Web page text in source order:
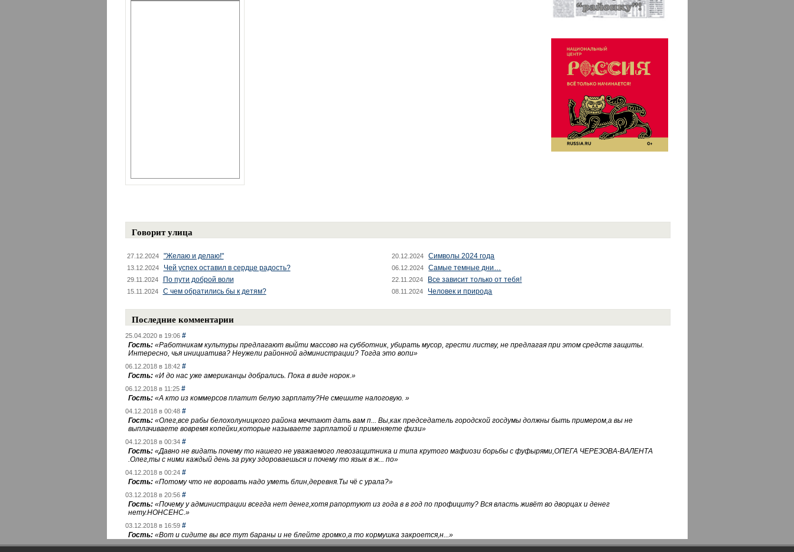
Говорит улица
27.12.2024 "Желаю и делаю!" 20.12.2024 Символы 2024 года
13.12.2024 Чей успех оставил в сердце радость? 06.12.2024 Самые темные дни…
29.11.2024 По пути доброй воли 22.11.2024 Все зависит только от тебя!
15.11.2024 С чем обратились бы к детям? 08.11.2024 Человек и природа
Последние комментарии
25.04.2020 в 19:06 #
Гость: «Работникам культуры предлагают выйти массово на субботник, убирать мусор, грести листву, не предлагая при этом средств защиты.
Интересно, чья инициатива? Неужели районной администрации? Тогда это вопи»
06.12.2018 в 18:42 #
Гость: «И до нас уже американцы добрались. Пока в виде норок.»
06.12.2018 в 11:25 #
Гость: «А кто из коммерсов платит белую зарплату?Не смешите налоговую. »
04.12.2018 в 00:48 #
Гость: «Олег,все рабы белохолуницкого района мечтают дать вам п... Вы,как председатель городской госдумы должны быть примером,а вы не
выплачиваете вовремя копейки,которые называете зарплатой и применяете физи»
04.12.2018 в 00:34 #
Гость: «Давно не видать почему то нашего не уважаемого левозащитника и типа крутого мафиози борьбы с фуфырями,ОПЕГА ЧЕРЕЗОВА-ВАЛЕНТА
.Олег,ты с ними каждый день за руку здороваешься и почему то язык в ж... по»
04.12.2018 в 00:24 #
Гость: «Потому что не воровать надо уметь блин,деревня.Ты чё с урала?»
03.12.2018 в 20:56 #
Гость: «Почему у администрации всегда нет денег,хотя рапортуют из года в в год по профициту? Вся власть живёт во дворцах и денег
нету.НОНСЕНС.»
03.12.2018 в 16:59 #
Гость: «Вот и сидите вы все тут бараны и не блейте громко,а то кормушка закроется,н...»